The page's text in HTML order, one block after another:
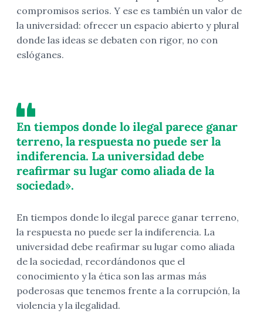
compromisos serios. Y ese es también un valor de
la universidad: ofrecer un espacio abierto y plural
donde las ideas se debaten con rigor, no con
eslóganes.
En tiempos donde lo ilegal parece ganar
terreno, la respuesta no puede ser la
indiferencia. La universidad debe
reafirmar su lugar como aliada de la
sociedad».
En tiempos donde lo ilegal parece ganar terreno,
la respuesta no puede ser la indiferencia. La
universidad debe reafirmar su lugar como aliada
de la sociedad, recordándonos que el
conocimiento y la ética son las armas más
poderosas que tenemos frente a la corrupción, la
violencia y la ilegalidad.